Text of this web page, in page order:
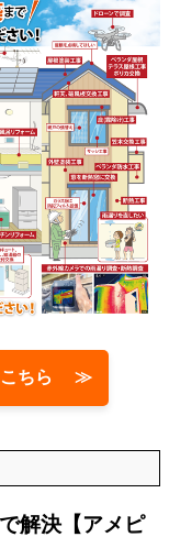
こちら ≫
解決【アメピ